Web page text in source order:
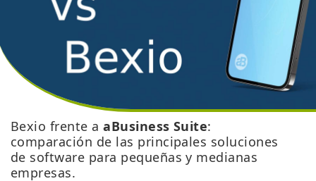
Bexio frente aaBusiness Suite:
comparación de las principales soluciones
de software para pequeñas y medianas
empresas.